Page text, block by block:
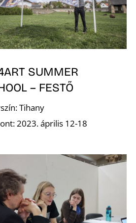
SUMMER
– FESTŐ
Tihany
2023. április 12-18